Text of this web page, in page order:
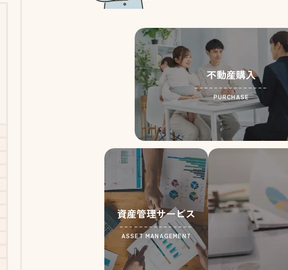
不動産購入
PURCHASE
資産管理サービス
ASSET MANAGEMENT